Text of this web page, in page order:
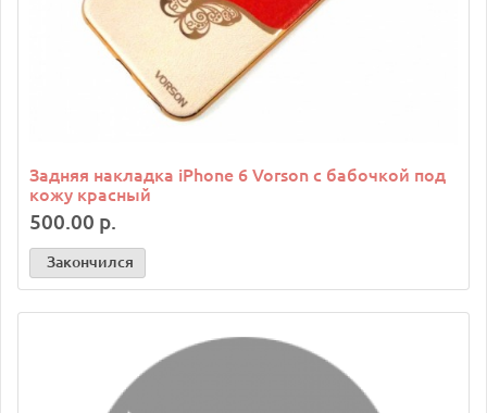
Задняя накладка iPhone 6 Vorson с бабочкой под
кожу красный
500.00 р.
Закончился